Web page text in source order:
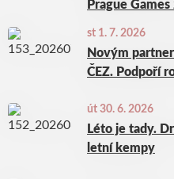
Prague Games
st 1. 7. 2026
Novým
ČEZ. Podpoří
út 30. 6. 2026
Léto je tady.
letní kempy